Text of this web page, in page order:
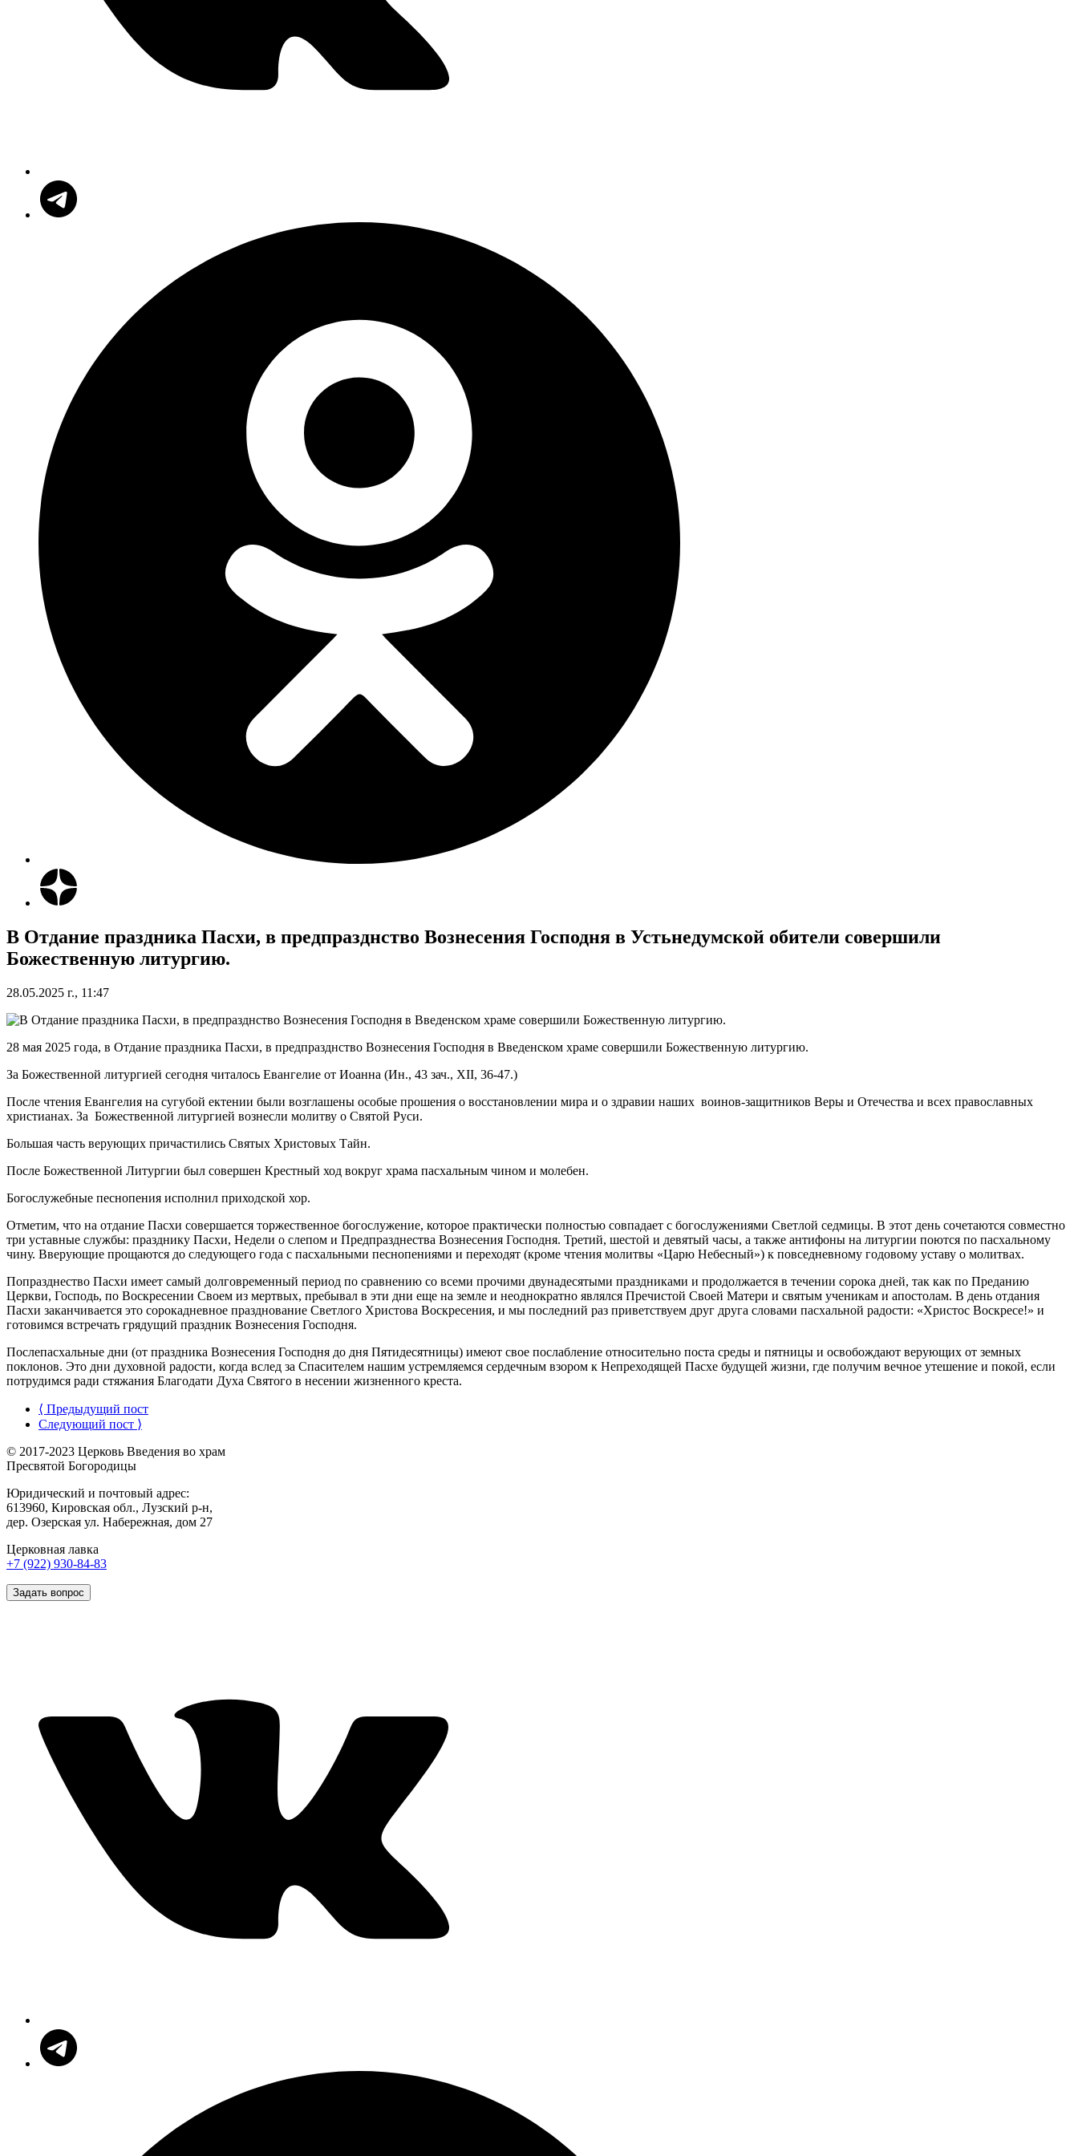
В Отдание праздника Пасхи, в предпразднство Вознесения Господня в Устьнедумской обители совершили
Божественную литургию.
28.05.2025 г., 11:47
28 мая 2025 года, в Отдание праздника Пасхи, в предпразднство Вознесения Господня в Введенском храме совершили Божественную литургию.
За Божественной литургией сегодня читалось Евангелие от Иоанна (Ин., 43 зач., XII, 36-47.)
После чтения Евангелия на сугубой ектении были возглашены особые прошения о восстановлении мира и о здравии наших воинов-защитников Веры и Отечества и всех православных
христианах. За Божественной литургией вознесли молитву о Святой Руси.
Большая часть верующих причастились Святых Христовых Тайн.
После Божественной Литургии был совершен Крестный ход вокруг храма пасхальным чином и молебен.
Богослужебные песнопения исполнил приходской хор.
Отметим, что на отдание Пасхи совершается торжественное богослужение, которое практически полностью совпадает с богослужениями Светлой седмицы. В этот день сочетаются совместно
три уставные службы: празднику Пасхи, Недели о слепом и Предпразднества Вознесения Господня. Третий, шестой и девятый часы, а также антифоны на литургии поются по пасхальному
чину. Вверующие прощаются до следующего года с пасхальными песнопениями и переходят (кроме чтения молитвы «Царю Небесный») к повседневному годовому уставу о молитвах.
Попразднество Пасхи имеет самый долговременный период по сравнению со всеми прочими двунадесятыми праздниками и продолжается в течении сорока дней, так как по Преданию
Церкви, Господь, по Воскресении Своем из мертвых, пребывал в эти дни еще на земле и неоднократно являлся Пречистой Своей Матери и святым ученикам и апостолам. В день отдания
Пасхи заканчивается это сорокадневное празднование Светлого Христова Воскресения, и мы последний раз приветствуем друг друга словами пасхальной радости: «Христос Воскресе!» и
готовимся встречать грядущий праздник Вознесения Господня.
Послепасхальные дни (от праздника Вознесения Господня до дня Пятидесятницы) имеют свое послабление относительно поста среды и пятницы и освобождают верующих от земных
поклонов. Это дни духовной радости, когда вслед за Спасителем нашим устремляемся сердечным взором к Непреходящей Пасхе будущей жизни, где получим вечное утешение и покой, если
потрудимся ради стяжания Благодати Духа Святого в несении жизненного креста.
⟨ Предыдущий пост
Следующий пост ⟩
© 2017-2023 Церковь Введения во храм
Пресвятой Богородицы
Юридический и почтовый адрес:
613960, Кировская обл., Лузский р-н,
дер. Озерская ул. Набережная, дом 27
Церковная лавка
+7 (922) 930-84-83
Задать вопрос